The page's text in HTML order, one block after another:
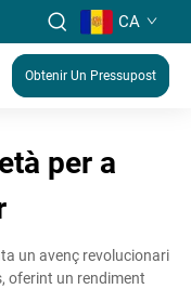
CA
Obtenir Un Pressupost
per a
un avenç revolucionari
oferint un rendiment